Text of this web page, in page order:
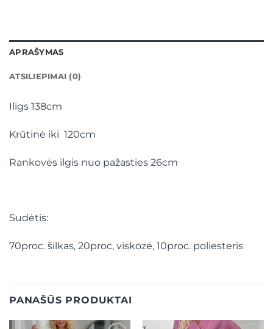
APRAŠYMAS
ATSILIEPIMAI (0)
Iligs 138cm
Krūtinė iki 120cm
Rankovės ilgis nuo pažasties 26cm
Sudėtis:
70proc. šilkas, 20proc, viskozė, 10proc. poliesteris
PANAŠŪS PRODUKTAI